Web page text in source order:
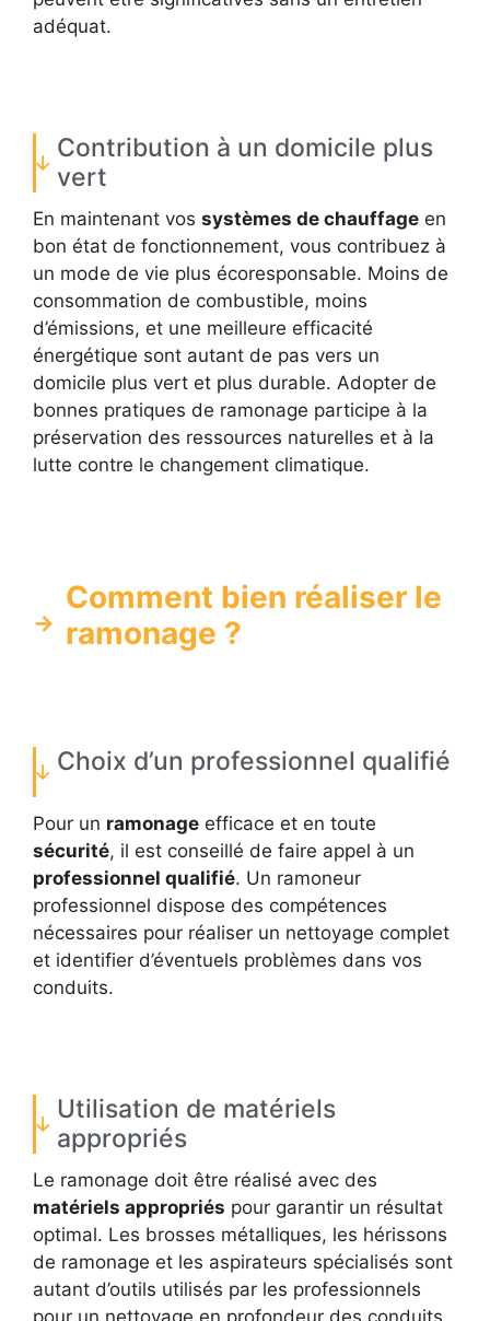
adéquat.
Contribution à un domicile plus
vert
En maintenant vos systèmes de chauffage en
bon état de fonctionnement, vous contribuez à
un mode de vie plus écoresponsable. Moins de
consommation de combustible, moins
d’émissions, et une meilleure efficacité
énergétique sont autant de pas vers un
domicile plus vert et plus durable. Adopter de
bonnes pratiques de ramonage participe à la
préservation des ressources naturelles et à la
lutte contre le changement climatique.
Comment bien réaliser le
ramonage ?
Choix d’un professionnel qualifié
Pour un ramonage efficace et en toute
sécurité, il est conseillé de faire appel à un
professionnel qualifié. Un ramoneur
professionnel dispose des compétences
nécessaires pour réaliser un nettoyage complet
et identifier d’éventuels problèmes dans vos
conduits.
Utilisation de matériels
appropriés
Le ramonage doit être réalisé avec des
matériels appropriés pour garantir un résultat
optimal. Les brosses métalliques, les hérissons
de ramonage et les aspirateurs spécialisés sont
autant d’outils utilisés par les professionnels